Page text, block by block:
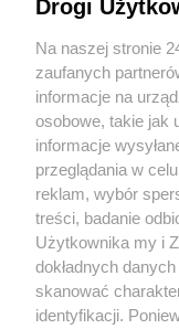
Wydawca mediów
Nie zapomnij
zapoznać się z:
polityką
Twojemiasto
Piekary Śląskie
Chorzów
Tarnowskie Góry
Drogi
Na naszej stronie
zaufanych
informacje na
osobowe, takie jak
informacje
przeglądania w
reklam, wybór
treści, badanie
Użytkownika my i
dokładnych
skanować
identyfikacji.